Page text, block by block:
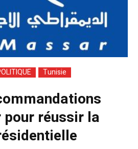
Tunisie
pour réussir la